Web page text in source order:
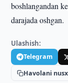
boshlangandan
darajada oshgan.
Ulashish:
Telegram
Havolani